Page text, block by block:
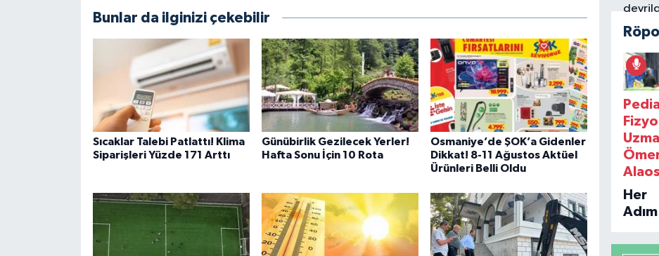
Bunlar da ilginizi çekebilir
Sıcaklar Talebi Patlattı! Klima
Siparişleri Yüzde 171 Arttı
Günübirlik Gezilecek Yerler!
Hafta Sonu İçin 10 Rota
Osmaniye’de ŞOK’a Gidenler
Dikkat! 8-11 Ağustos Aktüel
Ürünleri Belli Oldu
Her
Adım